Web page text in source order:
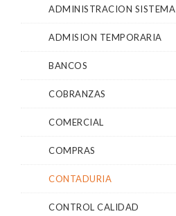
ADMINISTRACION SISTEMA
ADMISION TEMPORARIA
BANCOS
COBRANZAS
COMERCIAL
COMPRAS
CONTADURIA
CONTROL CALIDAD